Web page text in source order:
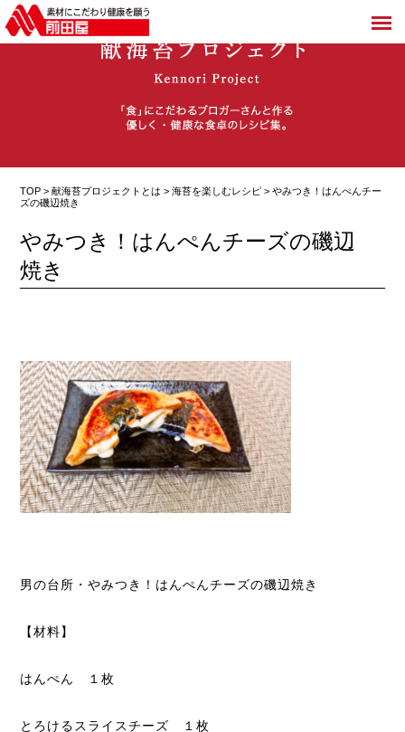
TOP >献海苔プロジェクトとは >海苔を楽しむレシピ> やみつき！はんぺんチー
ズの磯辺焼き
やみつき！はんぺんチーズの磯辺
焼き
男の台所・やみつき！はんぺんチーズの磯辺焼き
【材料】
はんぺん １枚
とろけるスライスチーズ １枚